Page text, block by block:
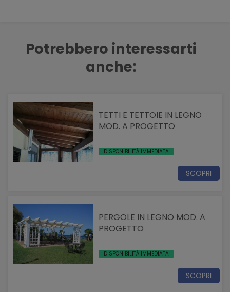
Potrebbero interessarti
anche:
TETTI E TETTOIE IN LEGNO
MOD. A PROGETTO
DISPONIBILITÀ IMMEDIATA
SCOPRI
PERGOLE IN LEGNO MOD. A
PROGETTO
DISPONIBILITÀ IMMEDIATA
SCOPRI